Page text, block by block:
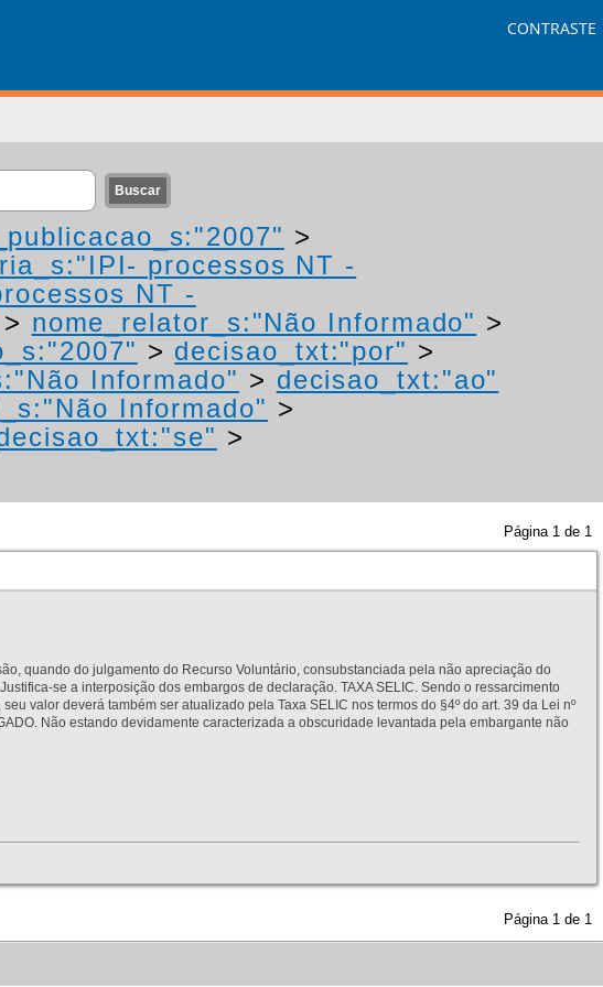
CONTRASTE
>
processos NT -
NT -
> nome_relator_s:"Não Informado" >
> decisao_txt:"por" >
Informado" > decisao_txt:"ao"
Informado" >
>
Página 1 de 1
quando do julgamento do Recurso Voluntário, consubstanciada pela não apreciação do
se a interposição dos embargos de declaração. TAXA SELIC. Sendo o ressarcimento
valor deverá também ser atualizado pela Taxa SELIC nos termos do §4º do art. 39 da Lei nº
Não estando devidamente caracterizada a obscuridade levantada pela embargante não
Página 1 de 1